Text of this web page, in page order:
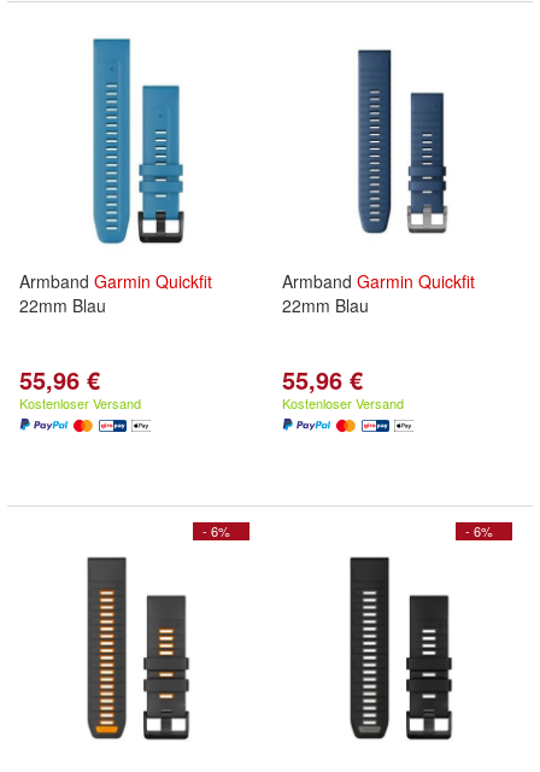
Armband Garmin Quickfit
22mm Blau
55,96 €
Kostenloser Versand
Armband Garmin Quickfit
22mm Blau
55,96 €
Kostenloser Versand
- 6% - 6%